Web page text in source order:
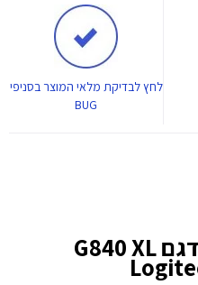
לחץלבדיקת מלאי המוצר בסניפי
BUG
משטח לעכבר דגם G840 XL